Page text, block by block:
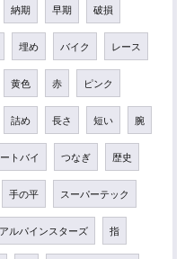
納期 早期 破損
埋め バイク レース
黄色 赤 ピンク
詰め 長さ 短い 腕
トバイ つなぎ 歴史
手の平 スーパーテック
アルパインスターズ 指